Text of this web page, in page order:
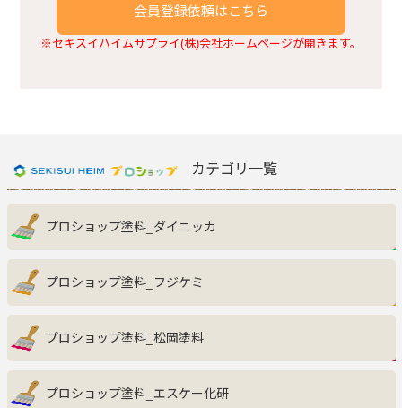
窓まわり
インテリア・収納家具
キッチン
会員登録依頼はこちら
※セキスイハイムサプライ(株)会社ホームページが開きます。
カテゴリ一覧
プロショップ塗料_ダイニッカ
プロショップ塗料_フジケミ
プロショップ塗料_松岡塗料
プロショップ塗料_エスケー化研